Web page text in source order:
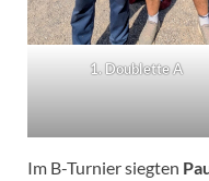
1. Doublette A
Im B-Turnier siegten